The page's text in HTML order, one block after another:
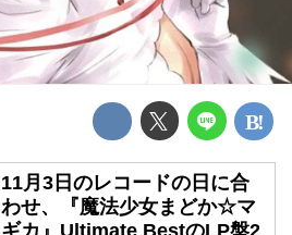
11月3日のレコードの日に合
わせ、『魔法少女まどか☆マ
ギカ』Ultimate BestのLP盤2